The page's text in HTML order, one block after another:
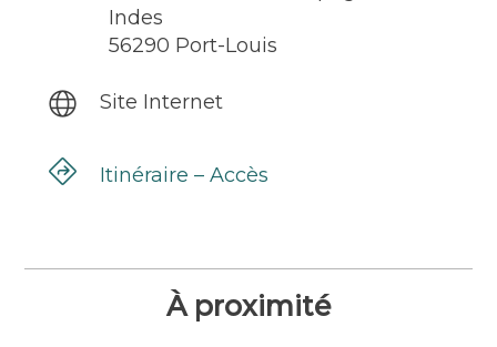
Indes
56290 Port-Louis
Site Internet
Itinéraire – Accès
À proximité